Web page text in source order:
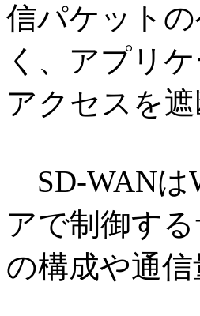
信パケット
く、アプリ
アクセスを
SD-WANは
アで制御す
の構成や通